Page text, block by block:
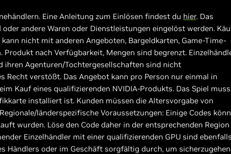
Eine Anleitung zum Einlösen findest du hier. Das
andere Waren oder Dienstleistungen eingelöst werden.
nicht mit anderen Angeboten, Bargeldkarten, Game-Time-
nach Verfügbarkeit, Mengen sind begrenzt.
ihren Agenturen/Tochtergesellschaften sind nicht
verstößt. Das Angebot kann pro Person nur einmal in
Kauf eines qualifizierenden NVIDIA-Produkts. Das Spiel muss
installiert ist. Kunden müssen die Altersvorgabe von
länderspezifische Voraussetzungen: Einige Codes
wurden. Löse den Code daher in der entsprechenden Region
Einzelhändler mit einer qualifizierenden GPU sind ebenfalls
Händlers oder im Geschäft sorgfältig durch, um